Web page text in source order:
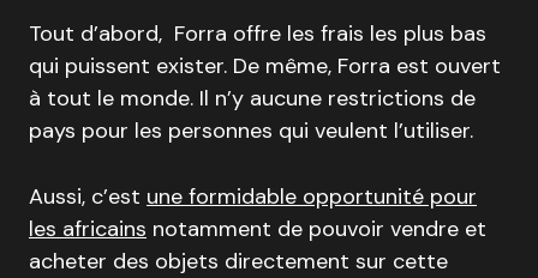
Tout d’abord, Forra offre les frais les plus bas
qui puissent exister. De même, Forra est ouvert
à tout le monde. Il n’y aucune restrictions de
pays pour les personnes qui veulent l’utiliser.
Aussi, c’est une formidable opportunité pour
les africains notamment de pouvoir vendre et
acheter des objets directement sur cette